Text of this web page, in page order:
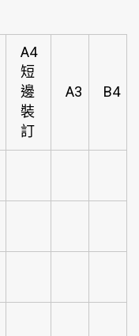
A4
短
邊
裝
訂
A3 B4